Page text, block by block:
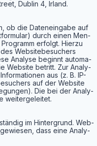
Dub­lin 4, Irland.
ob die Daten­ein­ga­be auf
durch einen Men­
erfolgt. Hier­zu
Web­site­be­su­chers
Ana­ly­se beginnt auto­ma­
Web­site betritt. Zur Ana­ly­
aus (z. B. IP-
auf der Web­site
Die bei der Ana­ly­
weitergeleitet.
im Hin­ter­grund. Web­
dass eine Ana­ly­